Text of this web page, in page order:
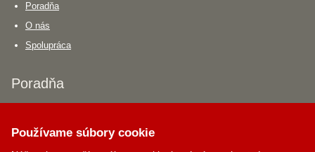
Poradňa
O nás
Spolupráca
Poradňa
Aký krbový ventilátor si vybrať?
Používame súbory cookie